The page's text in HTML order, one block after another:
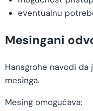
eventualnu
Mesingani
Hansgrohe navodi
mesinga.
Mesing omogućava: